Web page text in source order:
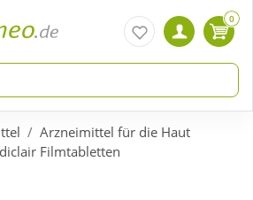
0
Arzneimittel für die Haut
Filmtabletten